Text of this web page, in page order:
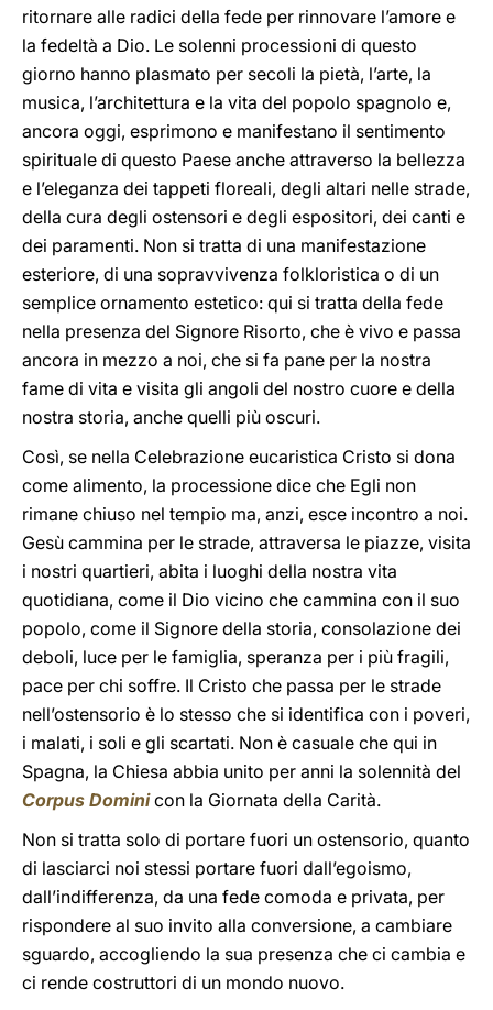
ritornare alle radici della fede per rinnovare l’amore e
la fedeltà a Dio. Le solenni processioni di questo
giorno hanno plasmato per secoli la pietà, l’arte, la
musica, l’architettura e la vita del popolo spagnolo e,
ancora oggi, esprimono e manifestano il sentimento
spirituale di questo Paese anche attraverso la bellezza
e l’eleganza dei tappeti floreali, degli altari nelle strade,
della cura degli ostensori e degli espositori, dei canti e
dei paramenti. Non si tratta di una manifestazione
esteriore, di una sopravvivenza folkloristica o di un
semplice ornamento estetico: qui si tratta della fede
nella presenza del Signore Risorto, che è vivo e passa
ancora in mezzo a noi, che si fa pane per la nostra
fame di vita e visita gli angoli del nostro cuore e della
nostra storia, anche quelli più oscuri.
Così, se nella Celebrazione eucaristica Cristo si dona
come alimento, la processione dice che Egli non
rimane chiuso nel tempio ma, anzi, esce incontro a noi.
Gesù cammina per le strade, attraversa le piazze, visita
i nostri quartieri, abita i luoghi della nostra vita
quotidiana, come il Dio vicino che cammina con il suo
popolo, come il Signore della storia, consolazione dei
deboli, luce per le famiglia, speranza per i più fragili,
pace per chi soffre. Il Cristo che passa per le strade
nell’ostensorio è lo stesso che si identifica con i poveri,
i malati, i soli e gli scartati. Non è casuale che qui in
Spagna, la Chiesa abbia unito per anni la solennità del
Corpus Dominicon la Giornata della Carità.
Non si tratta solo di portare fuori un ostensorio, quanto
di lasciarci noi stessi portare fuori dall’egoismo,
dall’indifferenza, da una fede comoda e privata, per
rispondere al suo invito alla conversione, a cambiare
sguardo, accogliendo la sua presenza che ci cambia e
ci rende costruttori di un mondo nuovo.